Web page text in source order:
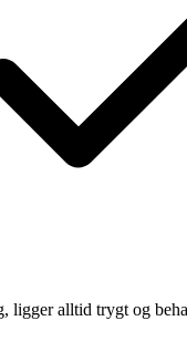
ligger alltid trygt og